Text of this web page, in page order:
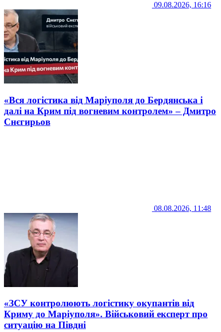
09.08.2026, 16:16
«Вся логістика від Маріуполя до Бердянська і
далі на Крим під вогневим контролем» – Дмитро
Снєгирьов
08.08.2026, 11:48
«ЗСУ контролюють логістику окупантів від
Криму до Маріуполя». Військовий експерт про
ситуацію на Півдні